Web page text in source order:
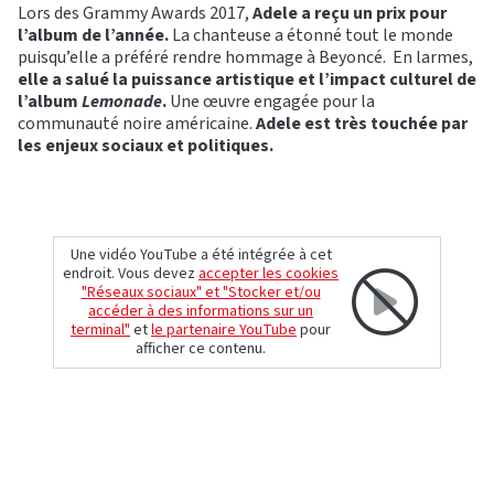
Lors des Grammy Awards 2017,Adele a reçu un prix pour
l’album de l’année.La chanteuse a étonné tout le monde
puisqu’elle a préféré rendre hommage à Beyoncé. En larmes,
elle a salué la puissance artistique et l’impact culturel de
l’albumLemonade.Une œuvre engagée pour la
communauté noire américaine.Adele est très touchée par
les enjeux sociaux et politiques.
Une vidéo YouTube a été intégrée à cet
endroit. Vous devezaccepter les cookies
"Réseaux sociaux" et "Stocker et/ou
accéder à des informations sur un
terminal"etle partenaire YouTubepour
afficher ce contenu.